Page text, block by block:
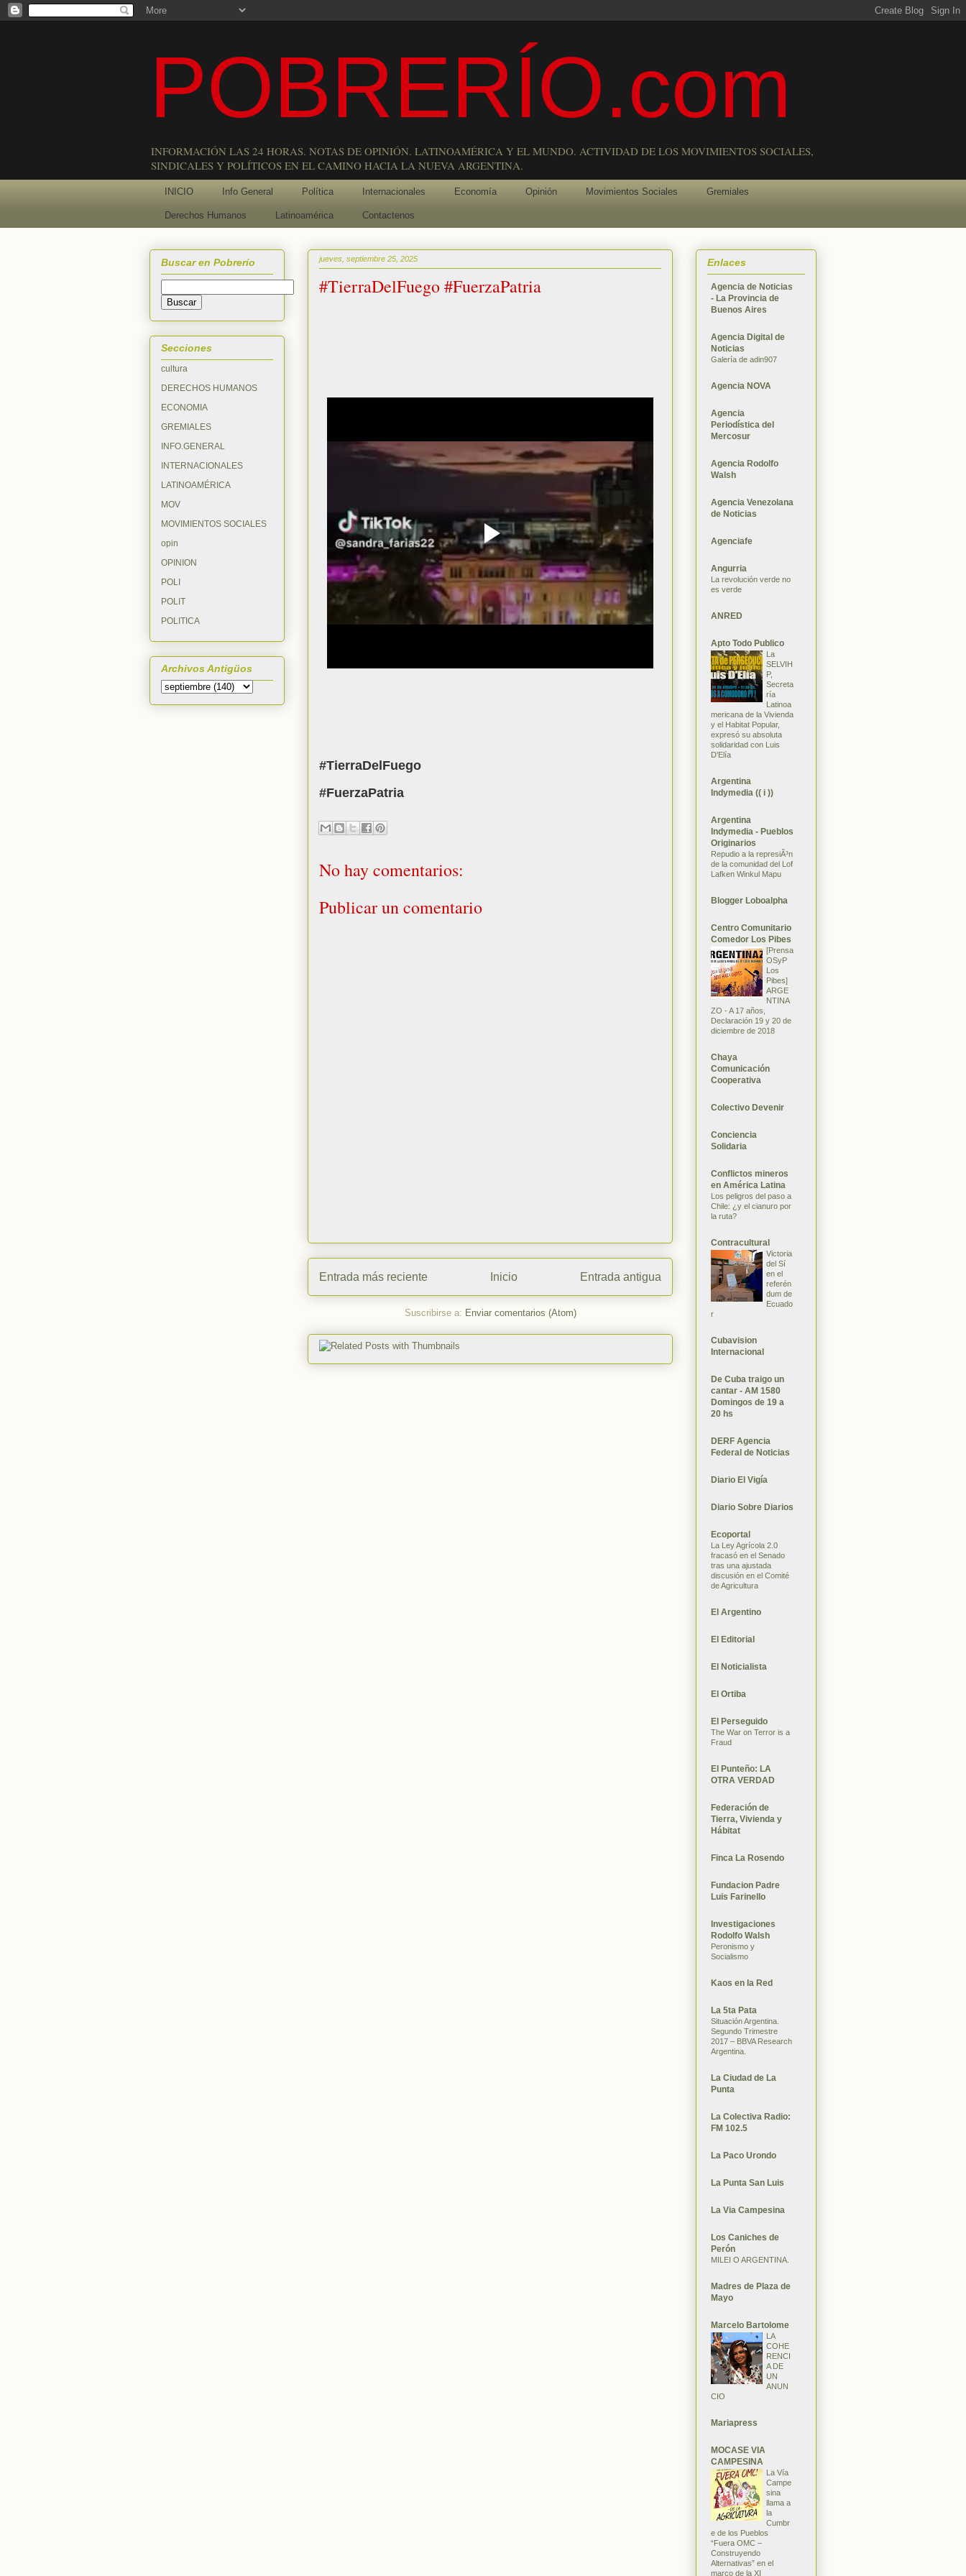
POBRERÍO.com
INFORMACIÓN LAS 24 HORAS. NOTAS DE OPINIÓN. LATINOAMÉRICA Y EL MUNDO. ACTIVIDAD DE LOS MOVIMIENTOS SOCIALES,
SINDICALES Y POLÍTICOS EN EL CAMINO HACIA LA NUEVA ARGENTINA.
INICIO Info General Política Internacionales Economía Opinión Movimientos Sociales Gremiales
Derechos Humanos Latinoamérica Contactenos
jueves, septiembre 25, 2025
#TierraDelFuego #FuerzaPatria
#TierraDelFuego
#FuerzaPatria
No hay comentarios:
Publicar un comentario
Entrada más reciente Entrada antigua
Inicio
Suscribirse a: Enviar comentarios (Atom)
Buscar en Pobrerío
Secciones
cultura
DERECHOS HUMANOS
ECONOMIA
GREMIALES
INFO.GENERAL
INTERNACIONALES
LATINOAMÉRICA
MOV
MOVIMIENTOS SOCIALES
opin
OPINION
POLI
POLIT
POLITICA
Archivos Antigüos
Enlaces
Agencia de Noticias
- La Provincia de
Buenos Aires
Agencia Digital de
Noticias
Galería de adin907
Agencia NOVA
Agencia
Periodística del
Mercosur
Agencia Rodolfo
Walsh
Agencia Venezolana
de Noticias
Agenciafe
Angurria
La revolución verde no
es verde
ANRED
Apto Todo Publico
La
SELVIH
P,
Secreta
ría
Latinoa
mericana de la Vivienda
y el Habitat Popular,
expresó su absoluta
solidaridad con Luis
D'Elía
Argentina
Indymedia (( i ))
Argentina
Indymedia - Pueblos
Originarios
Repudio a la represiÃ³n
de la comunidad del Lof
Lafken Winkul Mapu
Blogger Loboalpha
Centro Comunitario
Comedor Los Pibes
[Prensa
OSyP
Los
Pibes]
ARGE
NTINA
ZO - A 17 años,
Declaración 19 y 20 de
diciembre de 2018
Chaya
Comunicación
Cooperativa
Colectivo Devenir
Conciencia
Solidaria
Conflictos mineros
en América Latina
Los peligros del paso a
Chile: ¿y el cianuro por
la ruta?
Contracultural
Victoria
del Sí
en el
referén
dum de
Ecuado
r
Cubavision
Internacional
De Cuba traigo un
cantar - AM 1580
Domingos de 19 a
20 hs
DERF Agencia
Federal de Noticias
Diario El Vigía
Diario Sobre Diarios
Ecoportal
La Ley Agrícola 2.0
fracasó en el Senado
tras una ajustada
discusión en el Comité
de Agricultura
El Argentino
El Editorial
El Noticialista
El Ortiba
El Perseguido
The War on Terror is a
Fraud
El Punteño: LA
OTRA VERDAD
Federación de
Tierra, Vivienda y
Hábitat
Finca La Rosendo
Fundacion Padre
Luis Farinello
Investigaciones
Rodolfo Walsh
Peronismo y
Socialismo
Kaos en la Red
La 5ta Pata
Situación Argentina.
Segundo Trimestre
2017 – BBVA Research
Argentina.
La Ciudad de La
Punta
La Colectiva Radio:
FM 102.5
La Paco Urondo
La Punta San Luis
La Via Campesina
Los Caniches de
Perón
MILEI O ARGENTINA.
Madres de Plaza de
Mayo
Marcelo Bartolome
LA
COHE
RENCI
A DE
UN
ANUN
CIO
Mariapress
MOCASE VIA
CAMPESINA
La Vía
Campe
sina
llama a
la
Cumbr
e de los Pueblos
“Fuera OMC –
Construyendo
Alternativas” en el
marco de la XI